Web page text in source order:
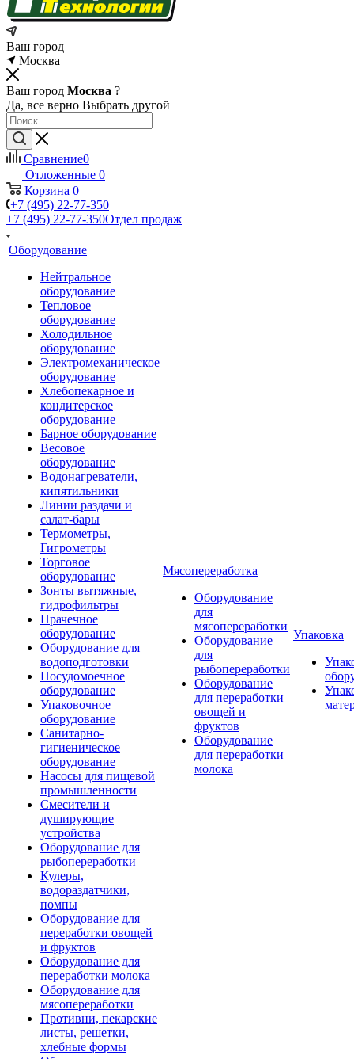
Ваш город
Москва
Ваш город Москва ?
Да, все верно Выбрать другой
Сравнение0
Отложенные 0
Корзина 0
+7 (495) 22-77-350
+7 (495) 22-77-350Отдел продаж
Оборудование
Нейтральное
оборудование
Тепловое
оборудование
Холодильное
оборудование
Электромеханическое
оборудование
Хлебопекарное и
кондитерское
оборудование
Барное оборудование
Весовое
оборудование
Водонагреватели,
кипятильники
Линии раздачи и
салат-бары
Термометры,
Гигрометры
Торговое
оборудование
Зонты вытяжные,
гидрофильтры
Прачечное
оборудование
Оборудование для
водоподготовки
Посудомоечное
оборудование
Упаковочное
оборудование
Санитарно-
гигиеническое
оборудование
Насосы для пищевой
промышленности
Смесители и
душирующие
устройства
Оборудование для
рыбопереработки
Кулеры,
водораздатчики,
помпы
Оборудование для
переработки овощей
и фруктов
Оборудование для
переработки молока
Оборудование для
мясопереработки
Противни, пекарские
листы, решетки,
хлебные формы
Мясопереработка
Оборудование
для
мясопереработки
Оборудование
для
рыбопереработки
Оборудование
для переработки
овощей и
фруктов
Оборудование
для переработки
молока
Упаковка